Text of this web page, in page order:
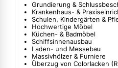
Grundierung &
Krankenhaus- &
Schulen, Kindergärten &
Hochwertige Möbel
Küchen- & Badmöbel
Schiffsinnenausbau
Laden- und Messebau
Massivhölzer & Furniere
Überzug von Colorlacken